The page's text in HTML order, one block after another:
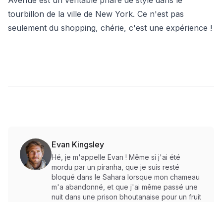
tourbillon de la ville de New York. Ce n'est pas
seulement du shopping, chérie, c'est une expérience !
Evan Kingsley
Hé, je m'appelle Evan ! Même si j'ai été
mordu par un piranha, que je suis resté
bloqué dans le Sahara lorsque mon chameau
m'a abandonné, et que j'ai même passé une
nuit dans une prison bhoutanaise pour un fruit